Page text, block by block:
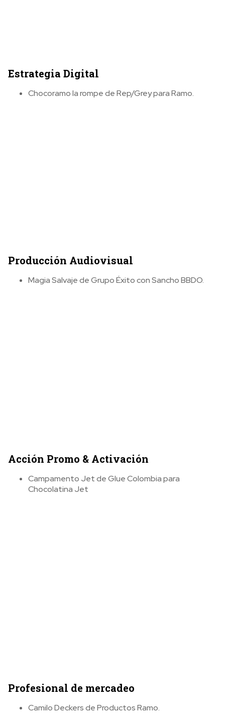
Estrategia Digital
Chocoramo la rompe de Rep/Grey para Ramo.
Producción Audiovisual
Magia Salvaje de Grupo Éxito con Sancho BBDO.
Acción Promo & Activación
Campamento Jet de Glue Colombia para
Chocolatina Jet
Profesional de mercadeo
Camilo Deckers de Productos Ramo.